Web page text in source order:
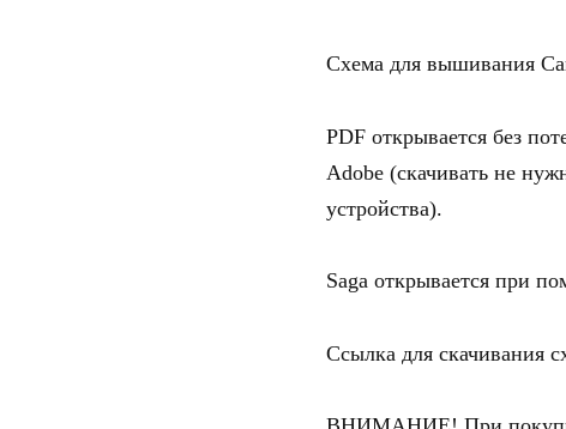
Схема для вышивания
PDF открывается без
Adobe (скачивать не
устройства).
Saga открывается при
Ссылка для скачивания